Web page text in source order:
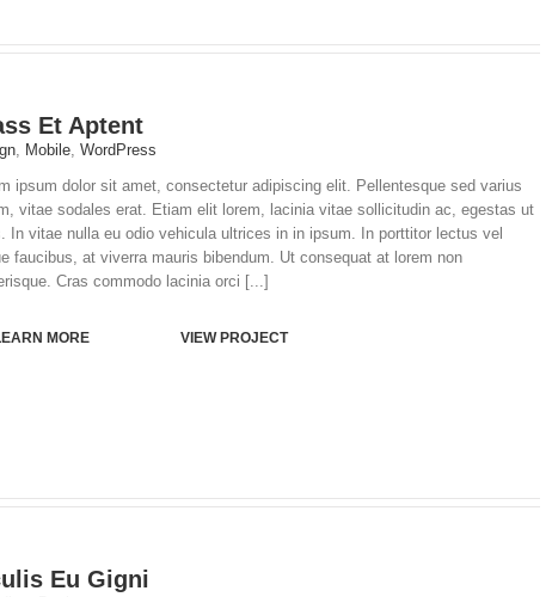
Et Aptent
, Mobile, WordPress
ipsum dolor sit amet, consectetur adipiscing elit. Pellentesque sed varius
vitae sodales erat. Etiam elit lorem, lacinia vitae sollicitudin ac, egestas ut
In vitae nulla eu odio vehicula ultrices in in ipsum. In porttitor lectus vel
faucibus, at viverra mauris bibendum. Ut consequat at lorem non
Cras commodo lacinia orci [...]
MORE VIEW PROJECT
Eu Gigni